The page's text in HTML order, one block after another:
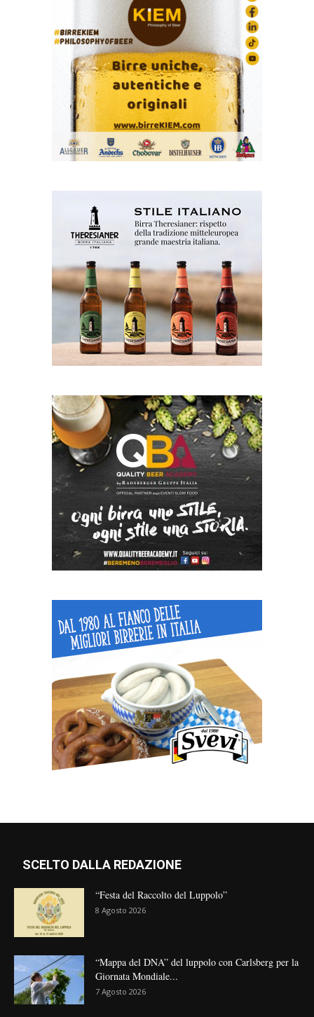
SCELTO DALLA REDAZIONE
“Festa del Raccolto del Luppolo”
8 Agosto 2026
“Mappa del DNA” del luppolo con Carlsberg per la
Giornata Mondiale...
7 Agosto 2026